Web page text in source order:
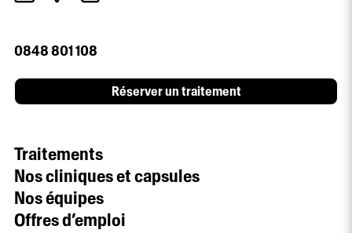
0848 801 108
Réserver un traitement
Traitements
Nos cliniques et capsules
Nos équipes
Offres d’emploi